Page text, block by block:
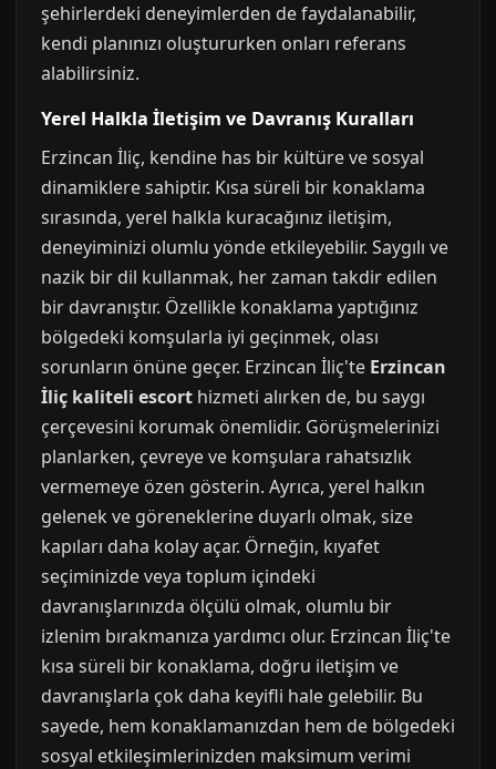
şehirlerdeki deneyimlerden de faydalanabilir,
kendi planınızı oluştururken onları referans
alabilirsiniz.
Yerel Halkla İletişim ve Davranış Kuralları
Erzincan İliç, kendine has bir kültüre ve sosyal
dinamiklere sahiptir. Kısa süreli bir konaklama
sırasında, yerel halkla kuracağınız iletişim,
deneyiminizi olumlu yönde etkileyebilir. Saygılı ve
nazik bir dil kullanmak, her zaman takdir edilen
bir davranıştır. Özellikle konaklama yaptığınız
bölgedeki komşularla iyi geçinmek, olası
sorunların önüne geçer. Erzincan İliç'te Erzincan
İliç kaliteli escort hizmeti alırken de, bu saygı
çerçevesini korumak önemlidir. Görüşmelerinizi
planlarken, çevreye ve komşulara rahatsızlık
vermemeye özen gösterin. Ayrıca, yerel halkın
gelenek ve göreneklerine duyarlı olmak, size
kapıları daha kolay açar. Örneğin, kıyafet
seçiminizde veya toplum içindeki
davranışlarınızda ölçülü olmak, olumlu bir
izlenim bırakmanıza yardımcı olur. Erzincan İliç'te
kısa süreli bir konaklama, doğru iletişim ve
davranışlarla çok daha keyifli hale gelebilir. Bu
sayede, hem konaklamanızdan hem de bölgedeki
sosyal etkileşimlerinizden maksimum verimi